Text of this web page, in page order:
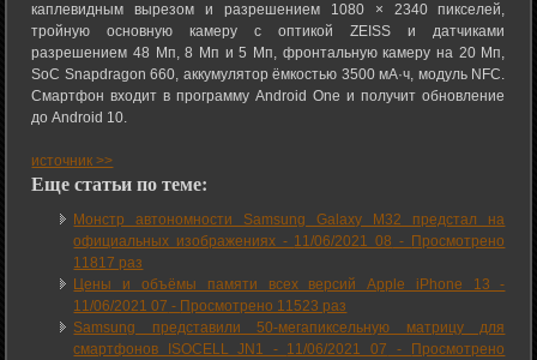
каплевидным вырезом и разрешением 1080 × 2340 пикселей,
тройную основную камеру с оптикой ZEISS и датчиками
разрешением 48 Мп, 8 Мп и 5 Мп, фронтальную камеру на 20 Мп,
SoC Snapdragon 660, аккумулятор ёмкостью 3500 мА·ч, модуль NFC.
Смартфон входит в программу Android One и получит обновление
до Android 10.
источник >>
Еще статьи по теме:
Монстр автономности Samsung Galaxy M32 предстал на
официальных изображениях - 11/06/2021 08 - Просмотрено
11817 раз
Цены и объёмы памяти всех версий Apple iPhone 13 -
11/06/2021 07 - Просмотрено 11523 раз
Samsung представили 50-мегапиксельную матрицу для
смартфонов ISOCELL JN1 - 11/06/2021 07 -
Просмотрено